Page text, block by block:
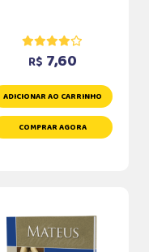
R$ 7,60
ADICIONAR AO CARRINHO
COMPRAR AGORA